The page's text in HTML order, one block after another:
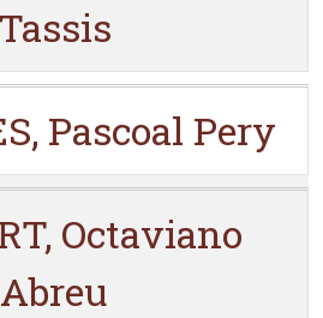
Tassis
Pascoal Pery
Octaviano
Abreu